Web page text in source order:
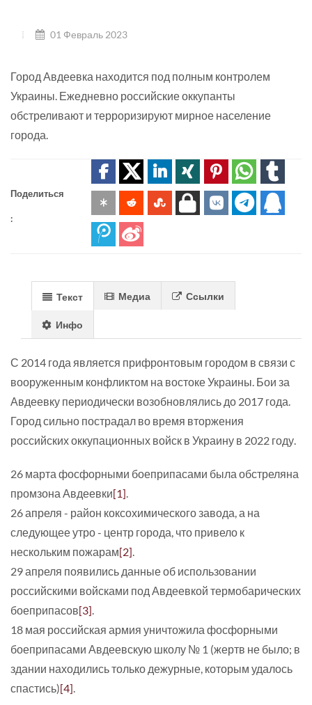
01 Февраль 2023
Город Авдеевка находится под полным контролем
Украины. Ежедневно российские оккупанты
обстреливают и терроризируют мирное население
города.
Поделиться
:
Текст Медиа Ссылки
Инфо
С 2014 года является прифронтовым городом в связи с
вооруженным конфликтом на востоке Украины. Бои за
Авдеевку периодически возобновлялись до 2017 года.
Город сильно пострадал во время вторжения
российских оккупационных войск в Украину в 2022 году.
26 марта фосфорными боеприпасами была обстреляна
промзона Авдеевки[1]
26 апреля - район коксохимического завода, а на
следующее утро - центр города, что привело к
нескольким пожарам[2]
29 апреля появились данные об использовании
российскими войсками под Авдеевкой термобарических
боеприпасов[3]
18 мая российская армия уничтожила фосфорными
боеприпасами Авдеевскую школу № 1 (жертв не было; в
здании находились только дежурные, которым удалось
спастись)[4]